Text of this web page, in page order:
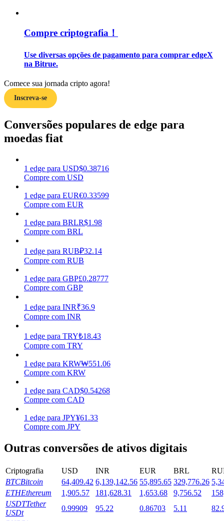
Ganhar
Porquinho poderoso
Estacamento
Altos retornos e acesso instantâneo
Launchpool
Staking flexível para ganhar tokens populares.
Compre criptografia！
Use diversas opções de pagamento para comprar edgeX
na Bitrue.
Comece sua jornada cripto agora!
Inscreva-se
Conversões populares de edge para
moedas fiat
1 edge para USD$0.38716
Compre com USD
1 edge para EUR€0.33599
Compre com EUR
1 edge para BRLR$1.98
Compre com BRL
1 edge para RUB₽32.14
Compre com RUB
1 edge para GBP£0.28777
Compre com GBP
1 edge para INR₹36.9
Compre com INR
1 edge para TRY₺18.43
Compre com TRY
1 edge para KRW₩551.06
Compre com KRW
1 edge para CAD$0.54268
Compre com CAD
1 edge para JPY¥61.33
Compre com JPY
Outras conversões de ativos digitais
Criptografia USD INR EUR BRL
BTCBitcoin 64,409.42 6,139,142.56 55,895.65 329,776.26
ETHEthereum 1,905.57 181,628.31 1,653.68 9,756.52
USDTTether
USDt
0.99909 95.22 0.86703 5.11